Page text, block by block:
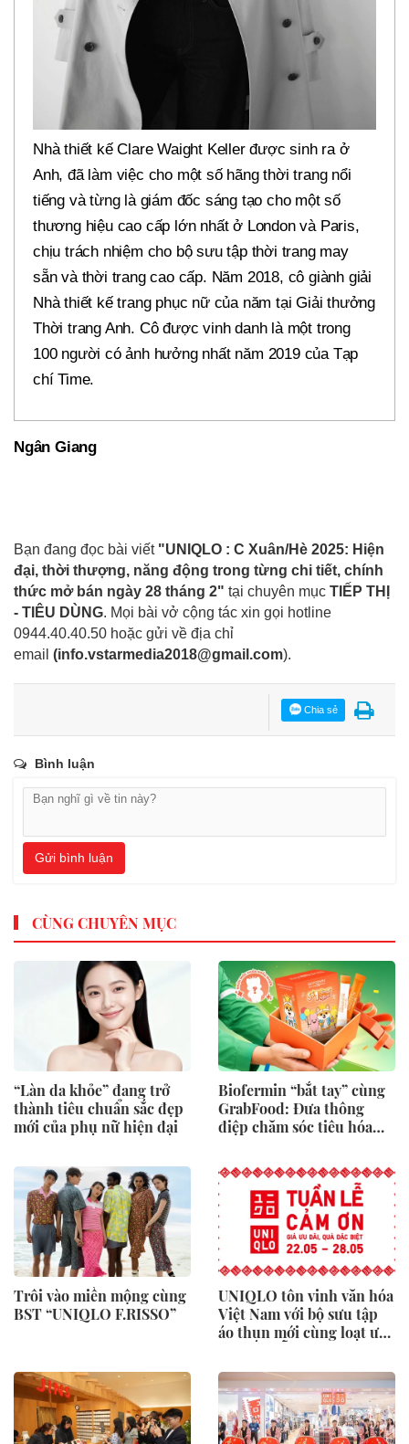
Nhà thiết kế Clare Waight Keller được sinh ra ở
Anh, đã làm việc cho một số hãng thời trang nổi
tiếng và từng là giám đốc sáng tạo cho một số
thương hiệu cao cấp lớn nhất ở London và Paris,
chịu trách nhiệm cho bộ sưu tập thời trang may
sẵn và thời trang cao cấp. Năm 2018, cô giành giải
Nhà thiết kế trang phục nữ của năm tại Giải thưởng
Thời trang Anh. Cô được vinh danh là một trong
100 người có ảnh hưởng nhất năm 2019 của Tạp
chí Time.
Ngân Giang
Bạn đang đọc bài viết "UNIQLO : C Xuân/Hè 2025: Hiện
đại, thời thượng, năng động trong từng chi tiết, chính
thức mở bán ngày 28 tháng 2" tại chuyên mục TIẾP THỊ
- TIÊU DÙNG. Mọi bài vở cộng tác xin gọi hotline
0944.40.40.50 hoặc gửi về địa chỉ
email (info.vstarmedia2018@gmail.com).
Chia sẻ
Bình luận
Gửi bình luận
CÙNG CHUYÊN MỤC
“Làn da khỏe” đang trở
thành tiêu chuẩn sắc đẹp
mới của phụ nữ hiện đại
Biofermin “bắt tay” cùng
GrabFood: Đưa thông
điệp chăm sóc tiêu hóa
Trôi vào miền mộng cùng
BST “UNIQLO F.RISSO”
UNIQLO tôn vinh văn hóa
Việt Nam với bộ sưu tập
áo thun mới cùng loạt ưu